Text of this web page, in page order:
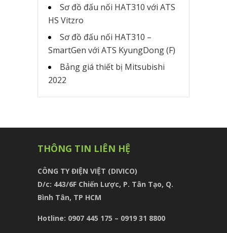
Sơ đồ đấu nối HAT310 với ATS
HS Vitzro
Sơ đồ đấu nối HAT310 –
SmartGen với ATS KyungDong (F)
Bảng giá thiết bị Mitsubishi
2022
THÔNG TIN LIÊN HỆ
CÔNG TY ĐIỆN VIỆT (DIVICO)
D/c: 443/6F Chiến Lược, P. Tân Tạo, Q.
Bình Tân, TP HCM
Hotline: 0907 445 175 – 0919 31 8800